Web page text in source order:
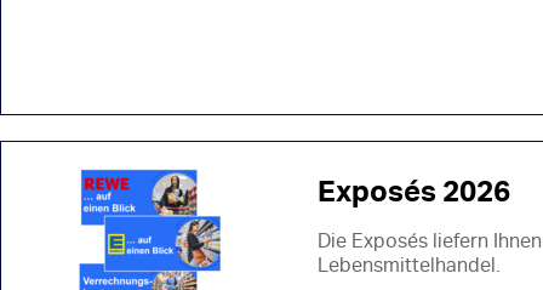
Exposés 2026
Die Exposés liefern
Lebensmittelhandel.